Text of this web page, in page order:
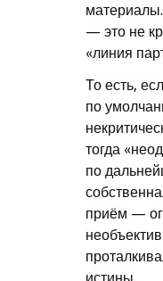
— это не
«линия
То есть,
по
тогда
по
приём —